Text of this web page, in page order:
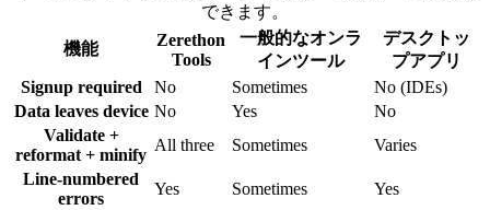
できます。
機能
Zerethon
Tools
一般的なオンラ
インツール
デスクトッ
プアプリ
Signup required
No Sometimes
No (IDEs)
Data leaves device No Yes
No
Validate +
reformat + minify
All three Sometimes
Varies
Line-numbered
errors
Yes Sometimes
Yes